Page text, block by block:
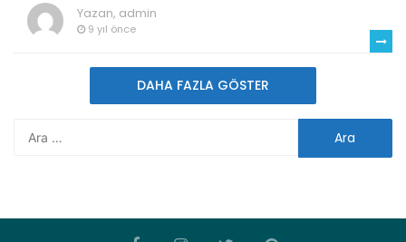
Yazan, admin
9 yıl önce
DAHA FAZLA GÖSTER